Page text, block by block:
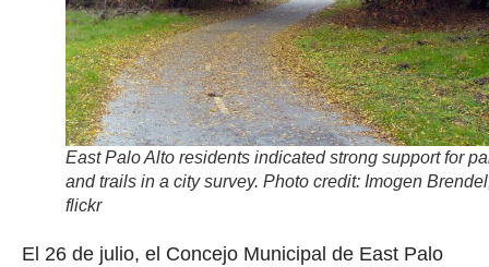
East Palo Alto residents indicated strong support for
and trails in a city survey. Photo credit: Imogen
flickr
El 26 de julio, el Concejo Municipal de East Palo